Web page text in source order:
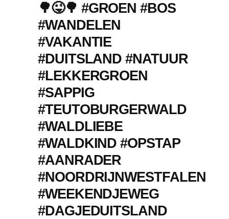
🌳😜🌳 #GROEN #BOS
#WANDELEN
#VAKANTIE
#DUITSLAND #NATUUR
#LEKKERGROEN
#SAPPIG
#TEUTOBURGERWALD
#WALDLIEBE
#WALDKIND #OPSTAP
#AANRADER
#NOORDRIJNWESTFALEN
#WEEKENDJEWEG
#DAGJEDUITSLAND